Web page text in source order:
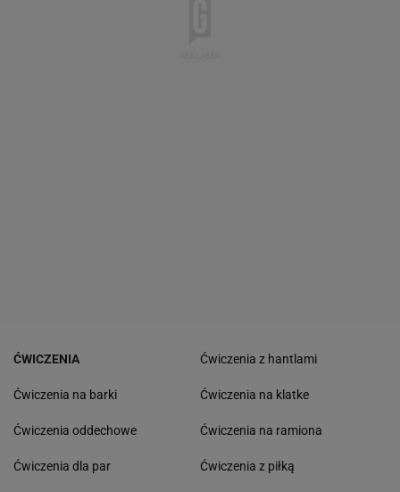
ĆWICZENIA
Ćwiczenia na barki
Ćwiczenia oddechowe
Ćwiczenia dla par
Ćwiczenia z hantlami
Ćwiczenia na klatke
Ćwiczenia na ramiona
Ćwiczenia z piłką